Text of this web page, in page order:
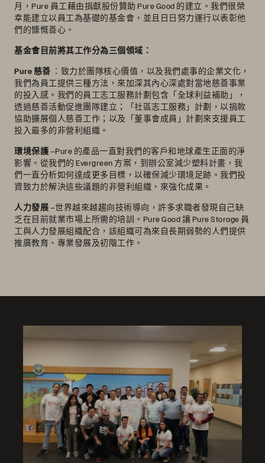
月，Pure 員工藉由捐獻股份贊助 Pure Good 的建立。我們很榮
幸能建立以員工為基礎的基金會，並且日日努力運行以表彰他
們的慷慨善心。
基金會目前將其工作分為三個領域：
Pure 慈善 ：致力於團隊核心價值，以及我們處事的企業文化，
我們為員工提供三種方法，來加深其內心深處對當地慈善事業
的投入感。我們的員工志工服務計劃包含「全球利益補助」，
透過慈善活動促進團隊建立；「社區志工服務」計劃，以捐款
協助擴展個人慈善工作；以及「董事會成員」計劃來支援員工
投入最多的非營利組織。
環境保護–Pure 的產品一直對我們的客戶和地球產生正面的淨
影響。從我們的 Evergreen 方案，到辦公室減少塑料計畫，我
們一直分析如何達成更多目標，以確保減少環境足跡。我們投
資致力於解決這些議題的非營利組織，來強化成果。
人力發展–世界越來越趨向技術導向，許多求職者發現自己缺
乏在目前就業市場上所需的培訓。Pure Good 讓 Pure Storage 員
工與人力發展組織配合，該組織可為來自長期弱勢的人們提供
推廣教育、專業發展及初階工作。